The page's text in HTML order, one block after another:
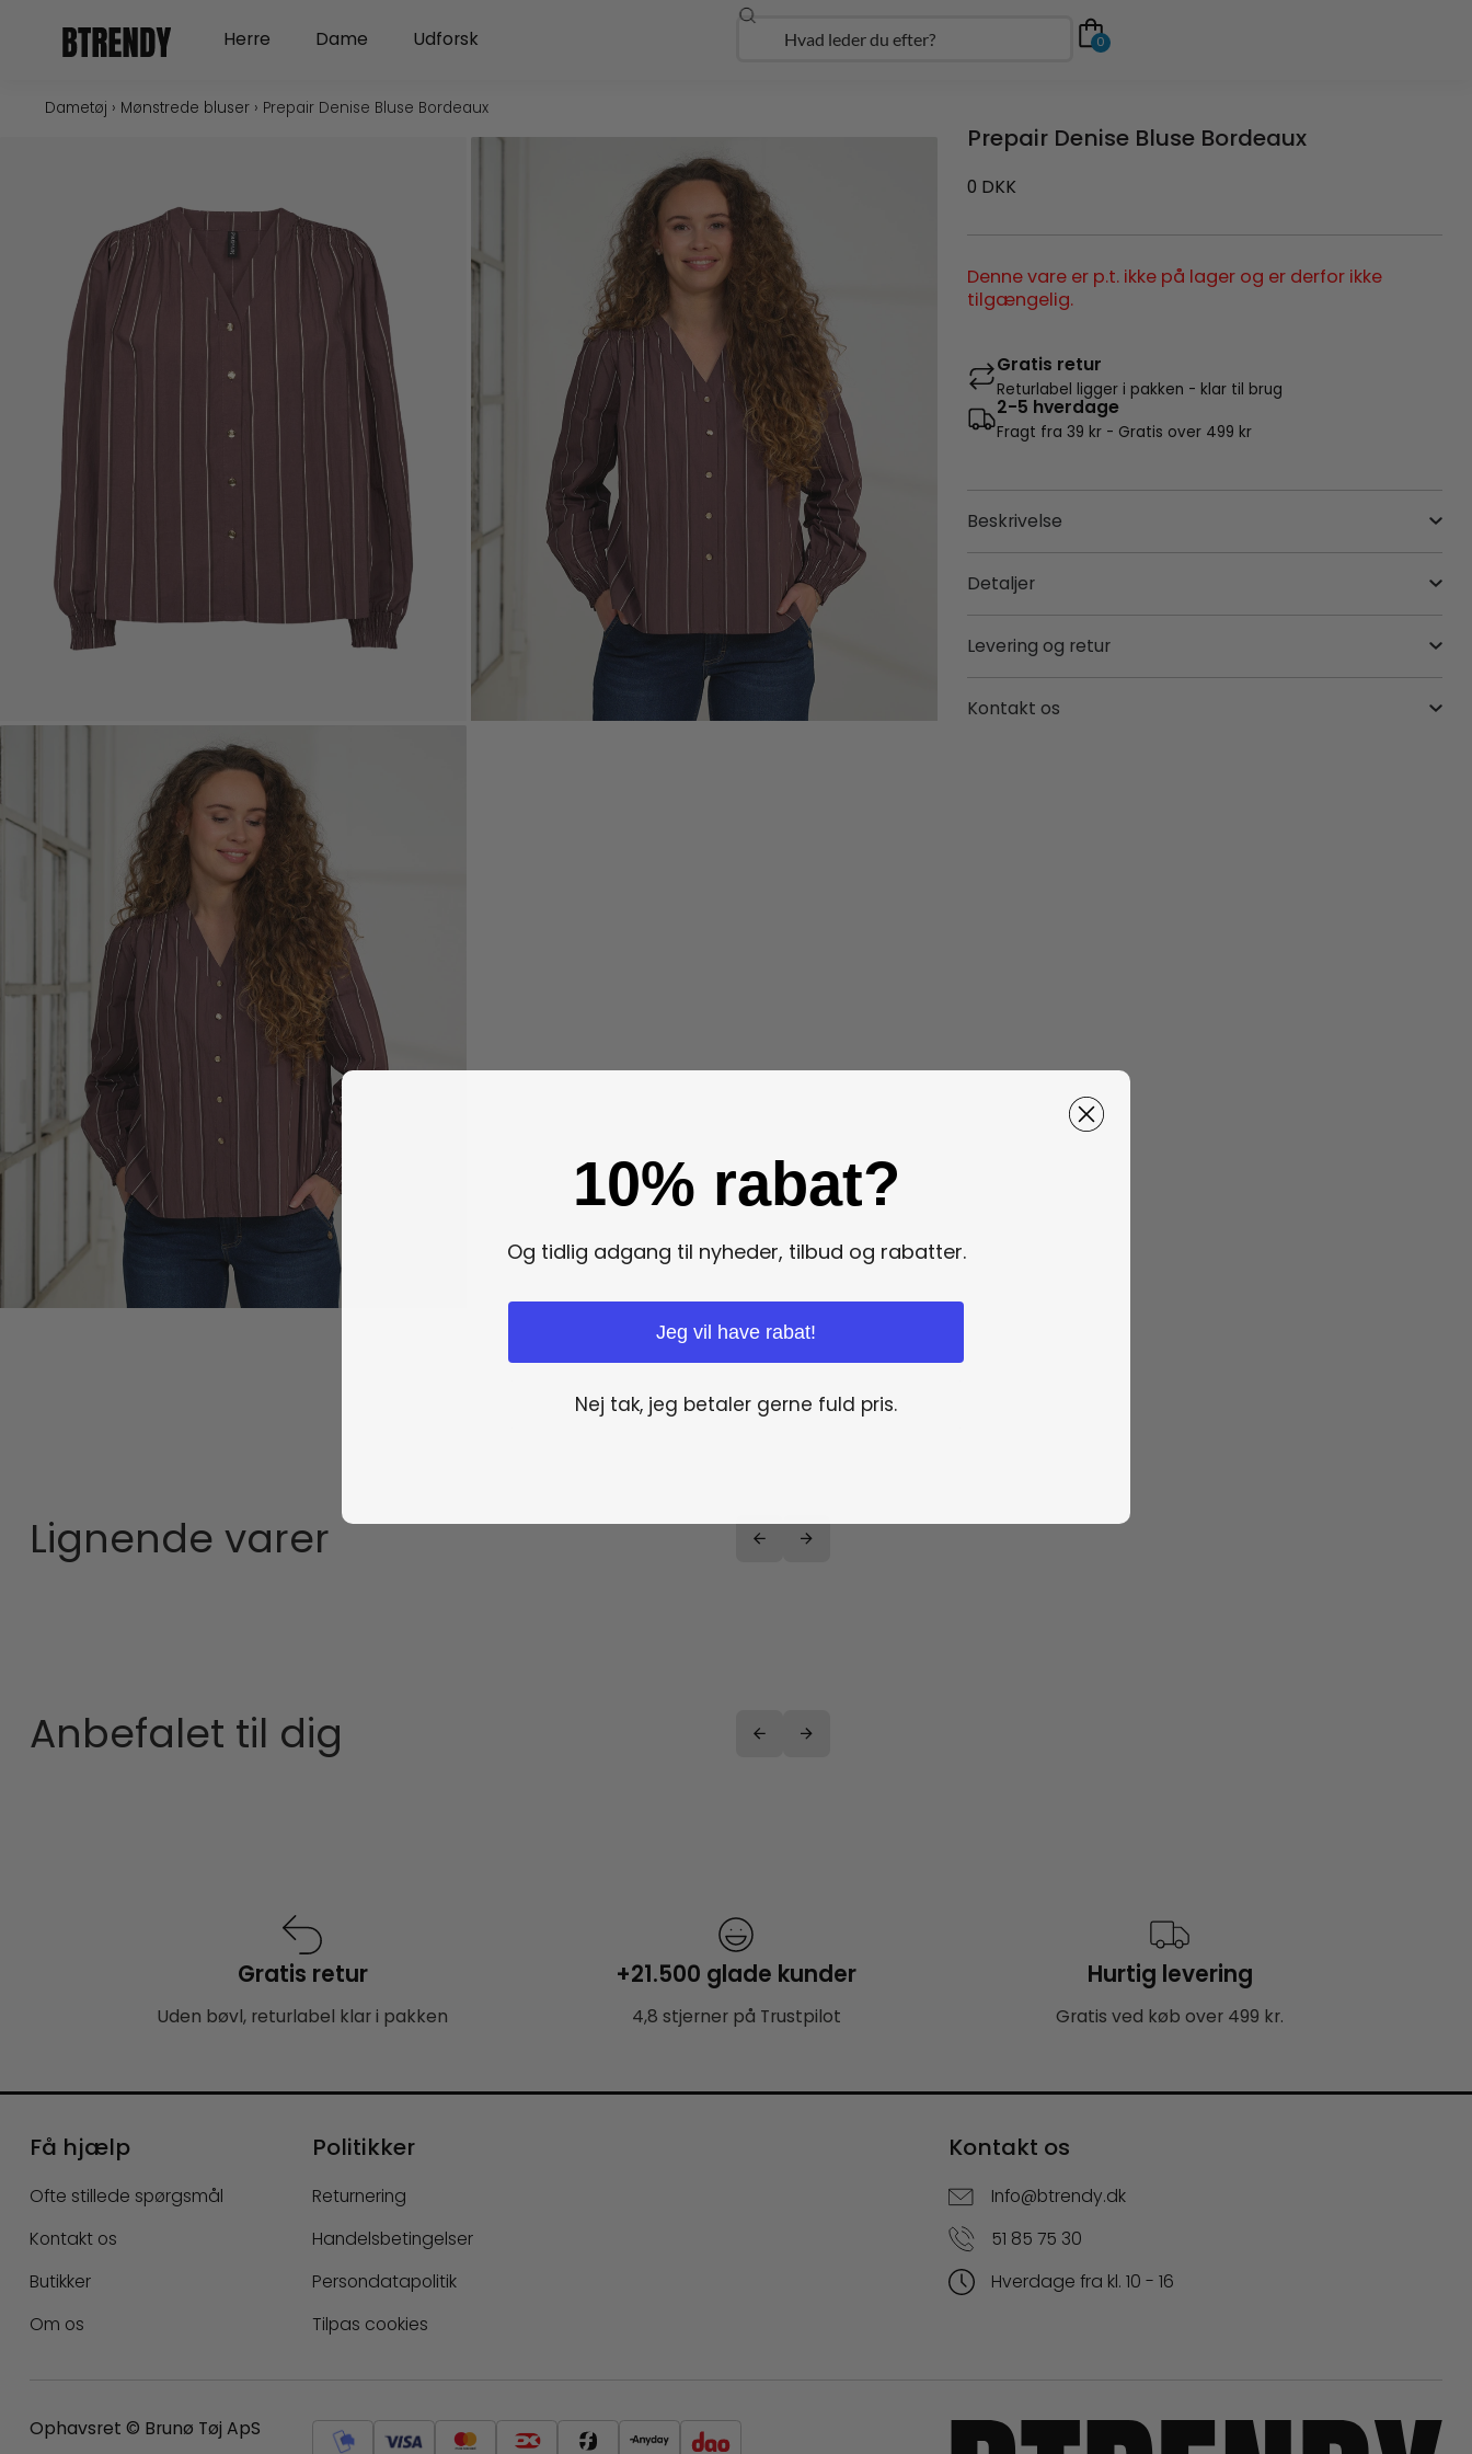
Herre Open Herre
Dame Open Dame
Udforsk Søg 0
Dametøj › Mønstrede bluser› Prepair Denise Bluse Bordeaux
Prepair Denise Bluse Bordeaux
0 DKK
Denne vare er p.t. ikke på lager og er derfor ikke
tilgængelig.
Gratis retur
Returlabel ligger i pakken - klar til brug
2-5 hverdage
Fragt fra 39 kr - Gratis over 499 kr
Beskrivelse
Detaljer
Levering og retur
Kontakt os
Lignende varer
Anbefalet til dig
Gratis retur
Uden bøvl, returlabel klar i pakken
+21.500 glade kunder
4,8 stjerner på Trustpilot
Hurtig levering
Gratis ved køb over 499 kr.
Få hjælp
Ofte stillede spørgsmål
Kontakt os
Butikker
Om os
Politikker
Returnering
Handelsbetingelser
Persondatapolitik
Tilpas cookies
Kontakt os
Info@btrendy.dk
51 85 75 30
Hverdage fra kl. 10 - 16
Ophavsret © Brunø Tøj ApS
10% rabat?
Og tidlig adgang til nyheder, tilbud og rabatter.
Jeg vil have rabat!
Nej tak, jeg betaler gerne fuld pris.